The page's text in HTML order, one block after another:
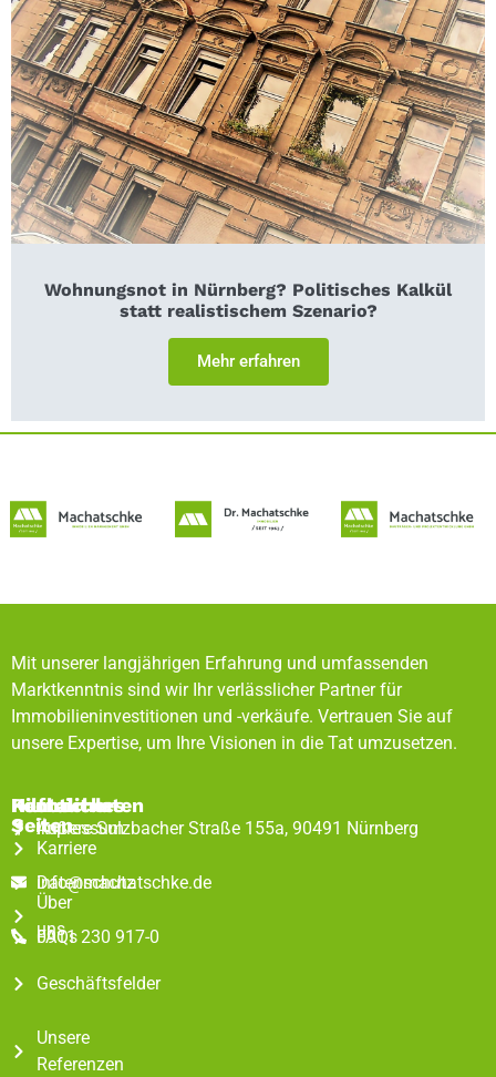
Wohnungsnot in Nürnberg? Politisches Kalkül
statt realistischem Szenario?
Mehr erfahren
Mit unserer langjährigen Erfahrung und umfassenden
Marktkenntnis sind wir Ihr verlässlicher Partner für
Immobilieninvestitionen und -verkäufe. Vertrauen Sie auf
unsere Expertise, um Ihre Visionen in die Tat umzusetzen.
Rechtliches
Impressum
Datenschutz
FAQs
Hilfreiche
Seiten
Karriere
Über
uns
Geschäftsfelder
Unsere
Referenzen
Kontaktdaten
Äußere Sulzbacher Straße 155a, 90491 Nürnberg
info@machatschke.de
0911 230 917-0